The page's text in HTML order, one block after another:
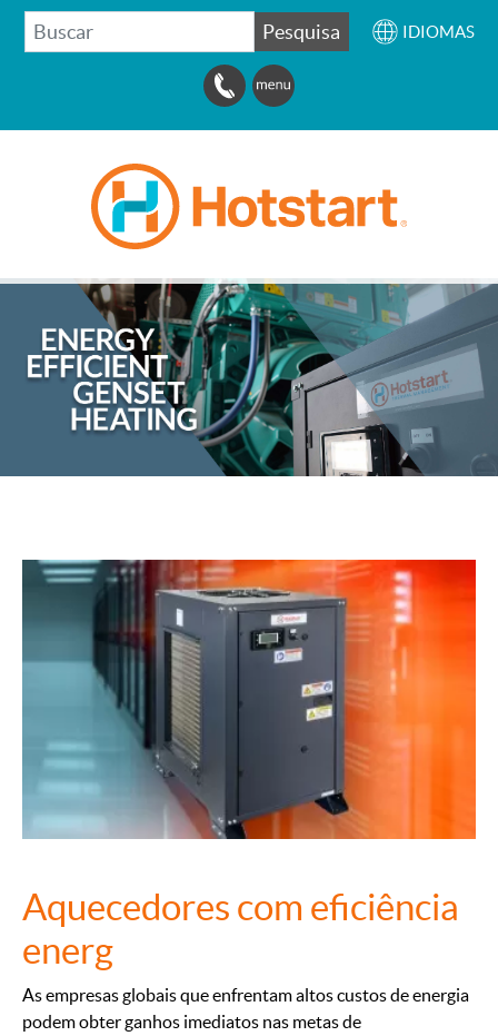
BUSCAR Pesquisa IDIOMAS
Aquecedores com eficiência
energ
As empresas globais que enfrentam altos custos de energia
podem obter ganhos imediatos nas metas de